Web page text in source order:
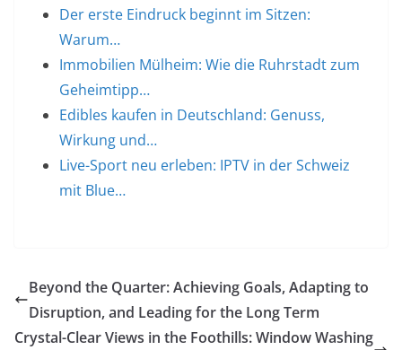
Der erste Eindruck beginnt im Sitzen:
Warum…
Immobilien Mülheim: Wie die Ruhrstadt zum
Geheimtipp…
Edibles kaufen in Deutschland: Genuss,
Wirkung und…
Live-Sport neu erleben: IPTV in der Schweiz
mit Blue…
Beyond the Quarter: Achieving Goals, Adapting to
Disruption, and Leading for the Long Term
Crystal-Clear Views in the Foothills: Window Washing